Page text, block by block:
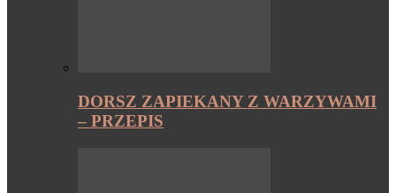
DORSZ ZAPIEKANY Z WARZYWAMI
– PRZEPIS